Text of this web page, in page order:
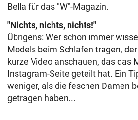
Bella für das "W"-Magazin.
"Nichts, nichts, nichts!"
Übrigens: Wer schon immer
Models beim Schlafen tragen,
kurze Video anschauen, das das
Instagram-Seite geteilt hat. Ein
weniger, als die feschen Damen
getragen haben...